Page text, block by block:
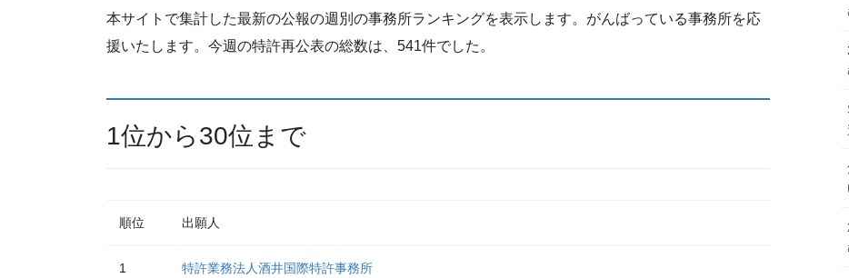
本サイトで集計した最新の公報の週別の事務所ランキングを表示します。がんばっている事務所を応
援いたします。今週の特許再公表の総数は、541件でした。
1位から30位まで
順位 出願人
1 特許業務法人酒井国際特許事務所